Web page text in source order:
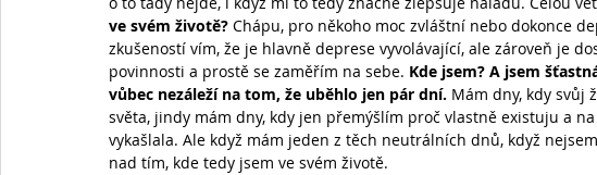
ve svém životě? Chápu, pro někoho moc zvláštní nebo dokonce
zkušeností vím, že je hlavně deprese vyvolávající, ale zároveň je
povinnosti a prostě se zaměřím na sebe. Kde jsem? A jsem
vůbec nezáleží na tom, že uběhlo jen pár dní. Mám dny, kdy svůj
světa, jindy mám dny, kdy jen přemýšlím proč vlastně existuju a
vykašlala. Ale když mám jeden z těch neutrálních dnů, když
nad tím, kde tedy jsem ve svém životě.